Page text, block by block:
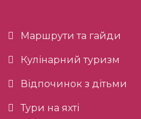
Маршрути та гайди
Кулінарний туризм
Відпочинок з дітьми
Тури на яхті